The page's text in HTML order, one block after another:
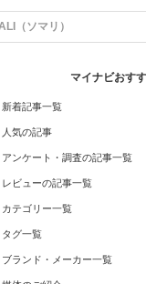
（ソマリ）
マイナビおす
新着記事一覧
人気の記事
アンケート・調査の記事一覧
レビューの記事一覧
カテゴリー一覧
タグ一覧
ブランド・メーカー一覧